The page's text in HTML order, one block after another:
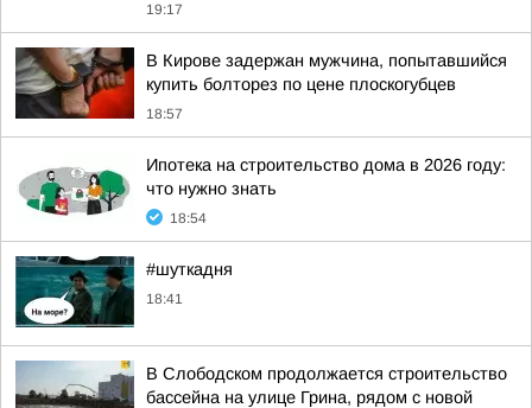
19:17
В Кирове задержан мужчина, попытавшийся
купить болторез по цене плоскогубцев
18:57
Ипотека на строительство дома в 2026 году:
что нужно знать
18:54
#шуткадня
18:41
В Слободском продолжается строительство
бассейна на улице Грина, рядом с новой